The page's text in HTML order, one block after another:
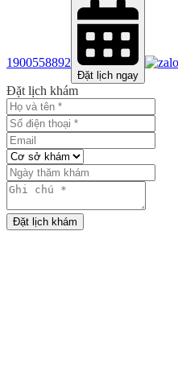
1900558892
Đặt lịch ngay
Đặt lịch khám
Đặt lịch khám